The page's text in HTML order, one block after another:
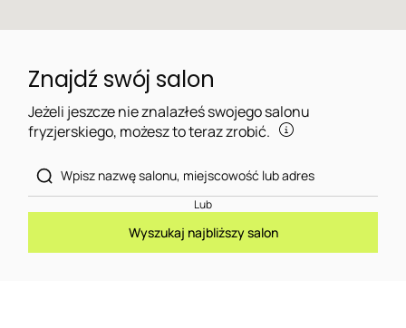
Znajdź swój salon
Jeżeli jeszcze nie znalazłeś swojego salonu
fryzjerskiego, możesz to teraz zrobić.
Lub
Wyszukaj najbliższy salon